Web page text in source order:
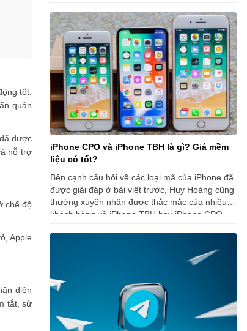
tốt.
quân
được
hỗ trợ
chế độ
Apple
diện
tắt, sử
iPhone CPO và iPhone TBH là gì? Giá mềm
liệu có tốt?
Bên cạnh câu hỏi về các loại mã của iPhone đã
được giải đáp ở bài viết trước, Huy Hoàng cũng
thường xuyên nhận được thắc mắc của nhiều
khách hàng về iPhone TBH hay iPhone CPO.